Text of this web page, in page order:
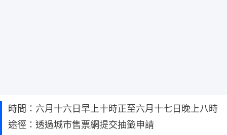
時間：六月十六日早上十時正至六月十七日晚上八時
途徑：透過城市售票網提交抽籤申請